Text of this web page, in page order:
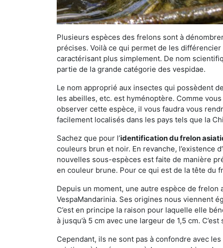
Plusieurs espèces des frelons sont à
précises. Voilà ce qui permet de les
caractérisant plus simplement. De nom
partie de la grande catégorie des vespidae.
Le nom approprié aux insectes qui possèdent
les abeilles, etc. est hyménoptère. Comme
observer cette espèce, il vous faudra vous
facilement localisés dans les pays tels que la
Sachez que pour l’identification du frelon
couleurs brun et noir. En revanche, l’existence
nouvelles sous-espèces est faite de manière
en couleur brune. Pour ce qui est de la tête du
Depuis un moment, une autre espèce de
VespaMandarinia. Ses origines nous viennent
C’est en principe la raison pour laquelle elle
à jusqu’à 5 cm avec une largeur de 1,5 cm.
Cependant, ils ne sont pas à confondre avec